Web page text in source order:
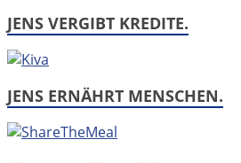
JENS VERGIBT KREDITE.
JENS ERNÄHRT MENSCHEN.